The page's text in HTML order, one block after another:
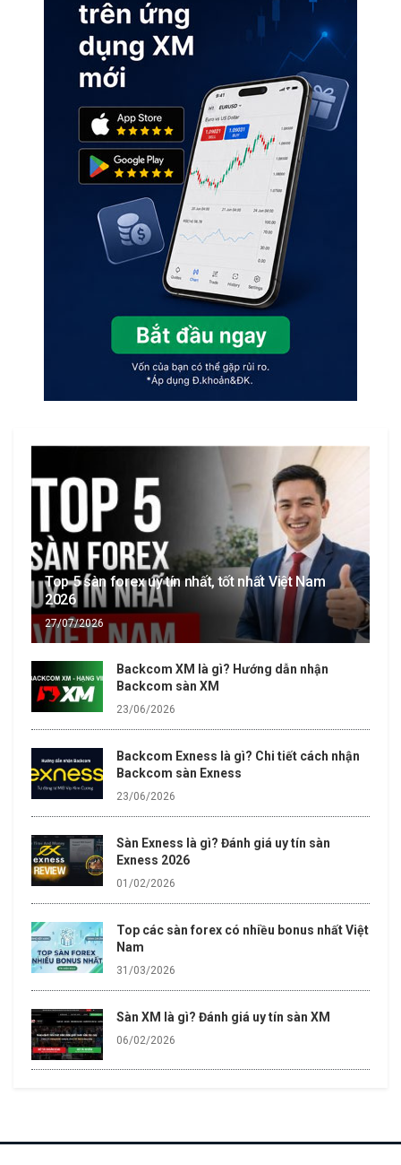
Top 5 sàn forex uy tín nhất, tốt nhất Việt Nam
2026
27/07/2026
Backcom XM là gì? Hướng dẫn nhận
Backcom sàn XM
23/06/2026
Backcom Exness là gì? Chi tiết cách nhận
Backcom sàn Exness
23/06/2026
Sàn Exness là gì? Đánh giá uy tín sàn
Exness 2026
01/02/2026
Top các sàn forex có nhiều bonus nhất Việt
Nam
31/03/2026
Sàn XM là gì? Đánh giá uy tín sàn XM
06/02/2026